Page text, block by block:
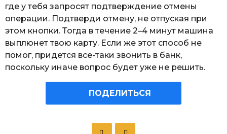
где у тебя запросят подтверждение отмены
операции. Подтверди отмену, не отпуская при
этом кнопки. Тогда в течение 2–4 минут машина
выплюнет твою карту. Если же этот способ не
помог, придется все-таки звонить в банк,
поскольку иначе вопрос будет уже не решить.
ПОДЕЛИТЬСЯ